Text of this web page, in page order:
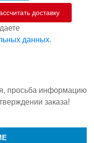
доставку
данных.
просьба информацию
заказа!